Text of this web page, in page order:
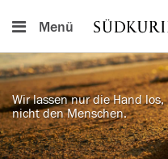
Menü
Wir lassen nur die Hand los,
nicht den Menschen.